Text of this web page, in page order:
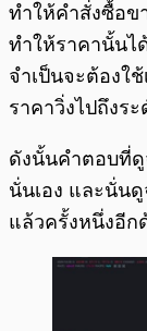
ทำให้คำสั่งซื้อข
ทำให้ราคานั้นไ
จำเป็นจะต้องใ
ราคาวิ่งไปถึงร
ดังนั้นคำตอบที่
นั่นเอง และนั่นดู
แล้วครั้งหนึ่งอี